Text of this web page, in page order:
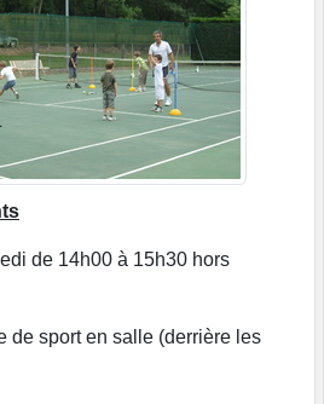
de 14h00 à 15h30 hors
de sport en salle (derrière les